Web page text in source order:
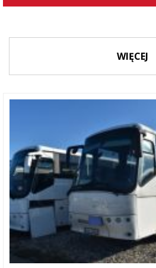
WIĘCEJ